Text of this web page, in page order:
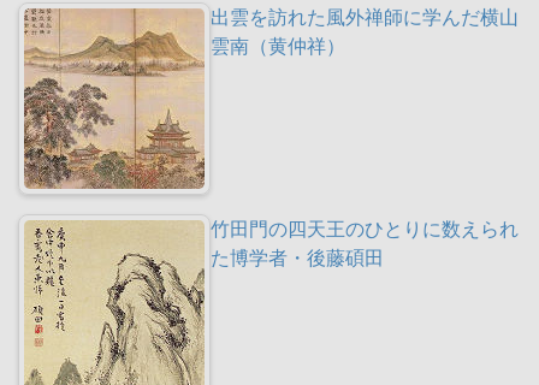
出雲を訪れた風外禅師に学んだ横山
雲南（黄仲祥）
竹田門の四天王のひとりに数えられ
た博学者・後藤碩田